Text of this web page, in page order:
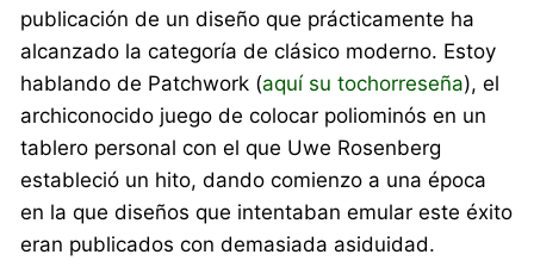
publicación de un diseño que prácticamente ha
alcanzado la categoría de clásico moderno. Estoy
hablando de Patchwork (aquí su tochorreseña), el
archiconocido juego de colocar poliominós en un
tablero personal con el que Uwe Rosenberg
estableció un hito, dando comienzo a una época
en la que diseños que intentaban emular este éxito
eran publicados con demasiada asiduidad.